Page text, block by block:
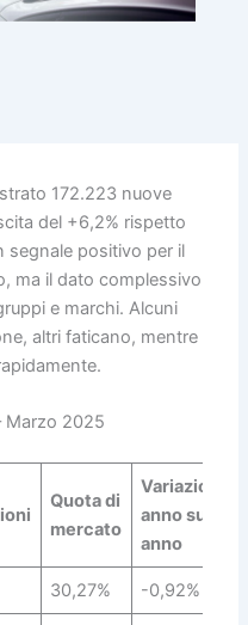
172.223 nuove
del +6,2% rispetto
segnale positivo per il
ma il dato complessivo
e marchi. Alcuni
altri faticano, mentre
Marzo 2025
Quota di
mercato
Variazione
anno su
anno
30,27% -0,92%